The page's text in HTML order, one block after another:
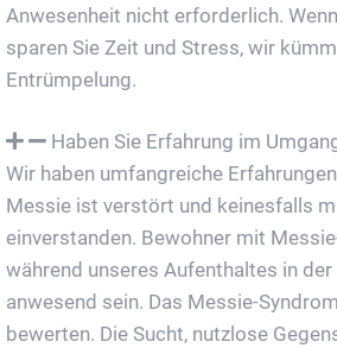
Anwesenheit nicht erforderlich.
sparen Sie Zeit und Stress, wir
Entrümpelung.
Haben Sie Erfahrung im
Wir haben umfangreiche
Messie ist verstört und keinesfalls
einverstanden. Bewohner mit
während unseres Aufenthaltes in
anwesend sein. Das Messie-
bewerten. Die Sucht, nutzlose